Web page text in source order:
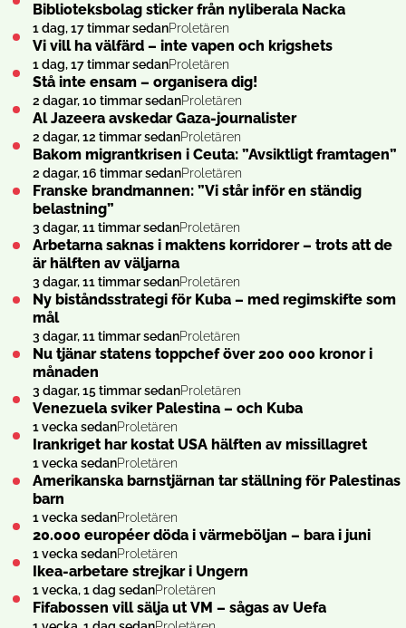
Biblioteksbolag sticker från nyliberala Nacka
1 dag, 17 timmar sedanProletären
Vi vill ha välfärd – inte vapen och krigshets
1 dag, 17 timmar sedanProletären
Stå inte ensam – organisera dig!
2 dagar, 10 timmar sedanProletären
Al Jazeera avskedar Gaza-journalister
2 dagar, 12 timmar sedanProletären
Bakom migrantkrisen i Ceuta: ”Avsiktligt framtagen”
2 dagar, 16 timmar sedanProletären
Franske brandmannen: ”Vi står inför en ständig
belastning”
3 dagar, 11 timmar sedanProletären
Arbetarna saknas i maktens korridorer – trots att de
är hälften av väljarna
3 dagar, 11 timmar sedanProletären
Ny biståndsstrategi för Kuba – med regimskifte som
mål
3 dagar, 11 timmar sedanProletären
Nu tjänar statens toppchef över 200 000 kronor i
månaden
3 dagar, 15 timmar sedanProletären
Venezuela sviker Palestina – och Kuba
1 vecka sedanProletären
Irankriget har kostat USA hälften av missillagret
1 vecka sedanProletären
Amerikanska barnstjärnan tar ställning för Palestinas
barn
1 vecka sedanProletären
20.000 européer döda i värmeböljan – bara i juni
1 vecka sedanProletären
Ikea-arbetare strejkar i Ungern
1 vecka, 1 dag sedanProletären
Fifabossen vill sälja ut VM – sågas av Uefa